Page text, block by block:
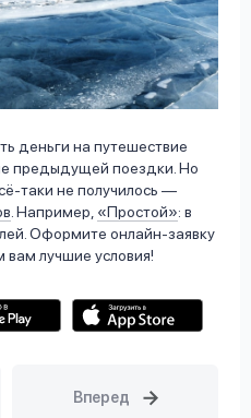
деньги на путешествие
предыдущей поездки. Но
таки не получилось —
. Например, «Простой»: в
Оформите онлайн-заявку
лучшие условия!